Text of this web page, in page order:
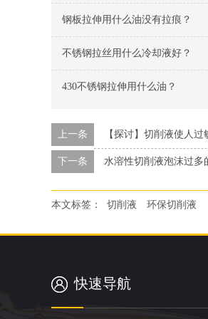
钢板拉伸用什么油没有拉痕？
不锈钢拉丝用什么冷却液好？
430不锈钢拉伸用什么油？
上一条 【探讨】切削液使人
下一条 水溶性切削液泡沫过多
本文标签： 切削液 环保切削液
快速导航